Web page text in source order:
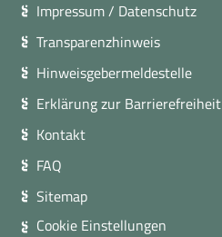
Impressum / Datenschutz
Transparenzhinweis
Hinweisgebermeldestelle
Erklärung zur Barrierefreiheit
Kontakt
FAQ
Sitemap
Cookie Einstellungen